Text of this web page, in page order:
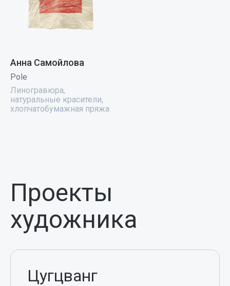
Анна Самойлова
Pole
Линогравюра,
натуральные красители,
хлопчатобумажная пряжа
Проекты
художника
Цугцванг